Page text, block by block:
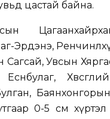
цастай байна.
Эрдэнэ,
Сагсай, Увсын
0-5 см хүртэл